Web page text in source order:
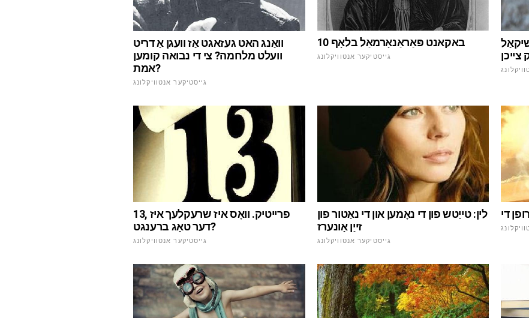
וואַנג האט געזאגט אַז וועגן אַ דריט
וועלט מלחמה? צי די נבואה קומען
אמת?
גייסטיקער אנטוויקלונג
10 באקאנט פּאַראַנאָרמאַל בלאָף
גייסטיקער אנטוויקלונג
13, פרייטיק. וואָס איז שרעקלעך איז
דער טאָג ברענגט?
גייסטיקער אנטוויקלונג
לין: טייַטש פון די נאָמען און די נאַטור פון
זייַן אָונערז
גייסטיקער אנטוויקלונג